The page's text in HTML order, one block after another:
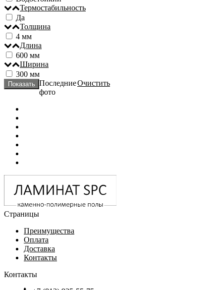
Термостабильность
Да
Толщина
4 мм
Длина
600 мм
Ширина
300 мм
Очистить
Последние
фото
Страницы
Преимущества
Оплата
Доставка
Контакты
Контакты